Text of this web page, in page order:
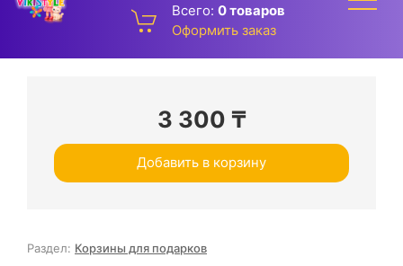
Всего: 0 товаров
Оформить заказ
3 300 ₸
Добавить в корзину
Раздел: Корзины для подарков